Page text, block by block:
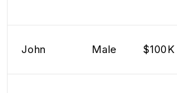
John Male $100K